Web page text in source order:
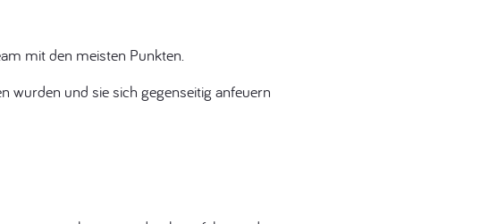
mit den meisten Punkten.
wurden und sie sich gegenseitig anfeuern